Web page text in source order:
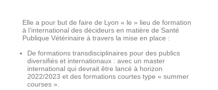
Elle a pour but de faire de Lyon « le » lieu de formation
à l’international des décideurs en matière de Santé
Publique Vétérinaire à travers la mise en place :
De formations transdisciplinaires pour des publics
diversifiés et internationaux : avec un master
international qui devrait être lancé à horizon
2022/2023 et des formations courtes type « summer
courses ».